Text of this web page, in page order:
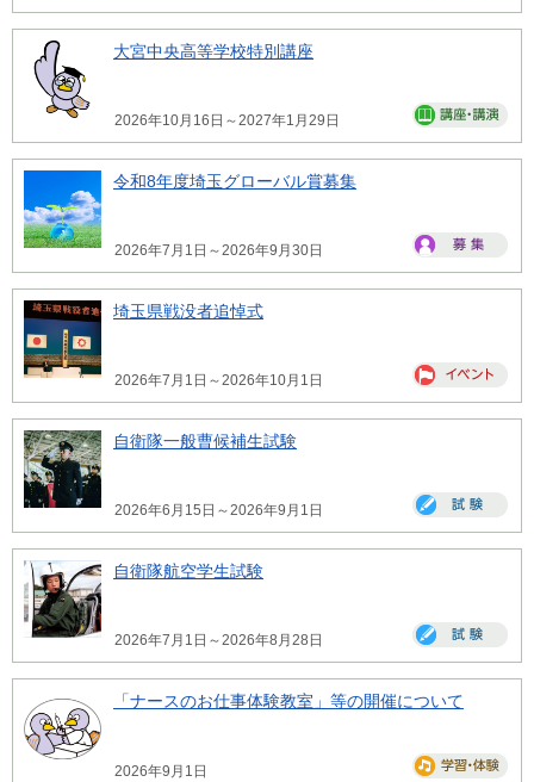
大宮中央高等学校特別講座
2026年10月16日～2027年1月29日
令和8年度埼玉グローバル賞募集
2026年7月1日～2026年9月30日
埼玉県戦没者追悼式
2026年7月1日～2026年10月1日
自衛隊一般曹候補生試験
2026年6月15日～2026年9月1日
自衛隊航空学生試験
2026年7月1日～2026年8月28日
「ナースのお仕事体験教室」等の開催について
2026年9月1日